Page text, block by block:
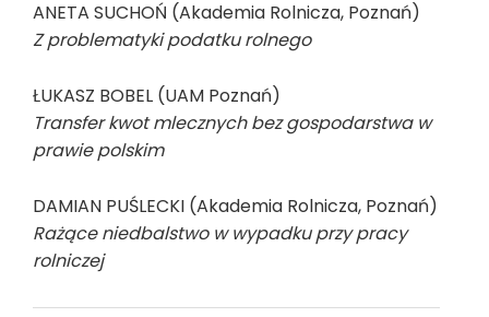
ANETA SUCHOŃ (Akademia Rolnicza, Poznań)
Z problematyki podatku rolnego
ŁUKASZ BOBEL (UAM Poznań)
Transfer kwot mlecznych bez gospodarstwa w
prawie polskim
DAMIAN PUŚLECKI (Akademia Rolnicza, Poznań)
Rażące niedbalstwo w wypadku przy pracy
rolniczej